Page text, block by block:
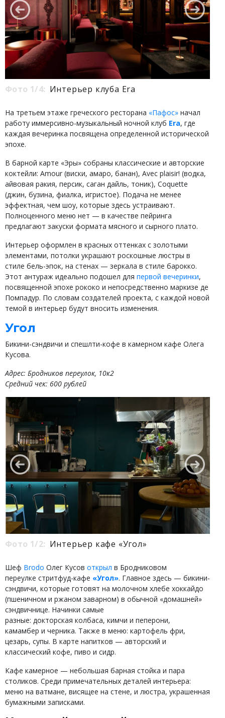
Фото 1/4: Интерьер клуба Era
На третьем этаже греческого ресторана «Пафос» начал
работу иммерсивно-музыкальный ночной клуб Era, где
каждая вечеринка посвящена определенной исторической
эпохе.
В барной карте «Эры» собраны классические и авторские
коктейли: Amour (виски, амаро, банан), Avec plaisir! (водка,
айвовая ракия, персик, саган дайль, тоник), Сoquette
(джин, бузина, фиалка, игристое). Подача не менее
эффектная, чем шоу, которые здесь устраивают.
Полноценного меню нет — в качестве пейринга
предлагают закуски формата мясного и сырного плато.
Интерьер оформлен в красных оттенках с золотыми
элементами, потолки украшают роскошные люстры в
стиле бель-эпок, на стенах — зеркала в стиле барокко.
Этот антураж идеально подошел для первой вечеринки,
посвященной эпохе рококо и непосредственно маркизе де
Помпадур. По словам создателей проекта, с каждой новой
темой в интерьер будут вносить изменения.
Угол
Бикини-сэндвичи и спешлти-кофе в камерном кафе Олега
Кусова.
Адрес: Бродников переулок, 10к2
Средний чек: 600 рублей
Фото 1/2: Интерьер кафе «Угол»
Шеф Brodo Олег Кусов открыл в Бродниковом
переулке стритфуд-кафе «Угол». Главное здесь — бикини-
сэндвичи, которые готовят на молочном хлебе хоккайдо
(пшеничном и ржаном заварном) в обычной «домашней»
сэндвичнице. Начинки самые
разные: докторская колбаса, кимчи и пеперони,
камамбер и черника. Также в меню: картофель фри,
цезарь, супы. В карте напитков — авторский и
классический кофе, пиво и сидр.
Кафе камерное — небольшая барная стойка и пара
столиков. Среди примечательных деталей интерьера:
меню на ватмане, висящее на стене, и люстра, украшенная
бумажными записками.